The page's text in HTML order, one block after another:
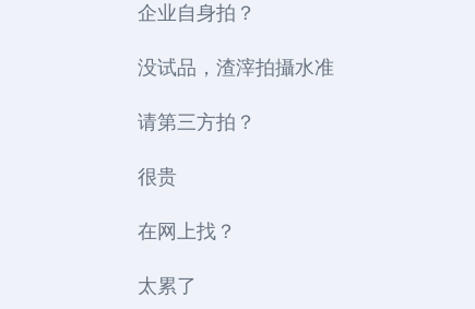
企业自身拍？
没试品，渣滓拍攝水准
请第三方拍？
很贵
在网上找？
太累了